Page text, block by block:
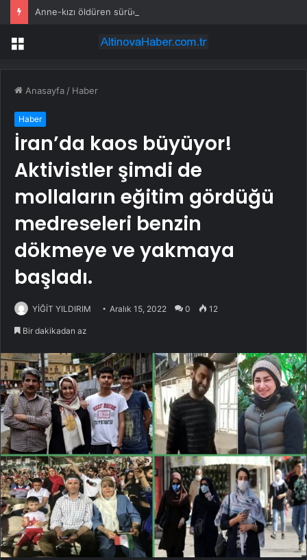
Menü
Anasayfa / Haber
Haber
İran’da kaos büyüyor!
Aktivistler şimdi de
mollaların eğitim gördüğü
medreseleri benzin
dökmeye ve yakmaya
başladı.
YİĞİT YILDIRIM Aralık 15, 2022 0 12
Bir dakikadan az